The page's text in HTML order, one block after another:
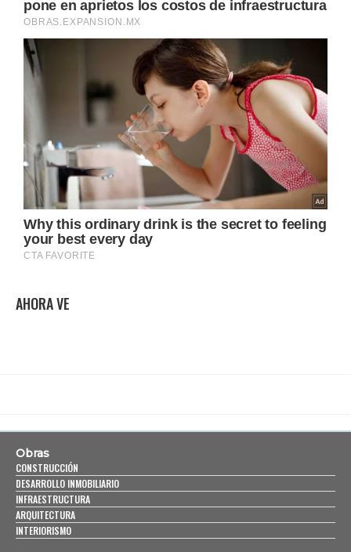
AHORA VE
Obras
CONSTRUCCIÓN
DESARROLLO INMOBILIARIO
INFRAESTRUCTURA
ARQUITECTURA
INTERIORISMO